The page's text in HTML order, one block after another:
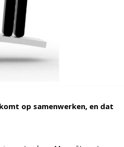
op samenwerken, en dat